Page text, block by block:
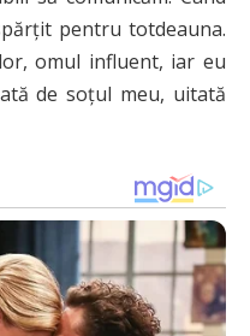
pentru totdeauna.
omul influent, iar eu
de soțul meu, uitată